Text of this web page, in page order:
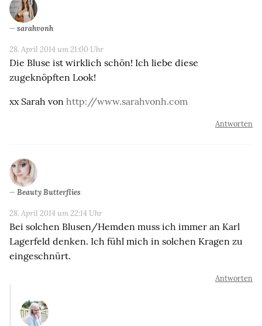
sarahvonh
28. April 2014 um 21:00 Uhr
Die Bluse ist wirklich schön! Ich liebe diese
zugeknöpften Look!
xx Sarah von http://www.sarahvonh.com
Antworten
Beauty Butterflies
28. April 2014 um 22:14 Uhr
Bei solchen Blusen/Hemden muss ich immer an Karl
Lagerfeld denken. Ich fühl mich in solchen Kragen zu
eingeschnürt.
Antworten